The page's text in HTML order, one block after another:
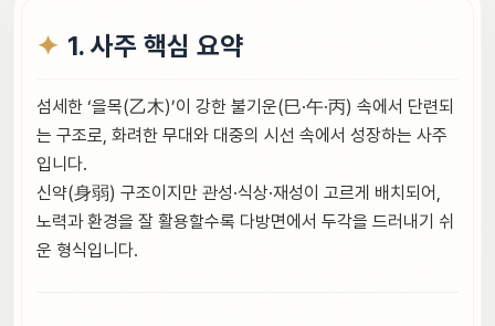
1. 사주 핵심 요약
섬세한 ‘을목(乙木)’이 강한 불기운(巳·午·丙) 속에서 단련되
는 구조로, 화려한 무대와 대중의 시선 속에서 성장하는 사주
입니다.
신약(身弱) 구조이지만 관성·식상·재성이 고르게 배치되어,
노력과 환경을 잘 활용할수록 다방면에서 두각을 드러내기 쉬
운 형식입니다.